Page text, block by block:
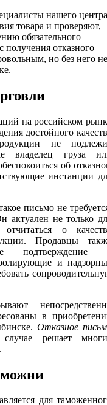
нашего центра
товара и проверяют,
обязательного
отказного
но без него не
на российском
достойного
не
владелец груза
об
инстанции
письмо не
актуален не только
о
Продавцы
подтверждение
и
в
Отказное
решает
для